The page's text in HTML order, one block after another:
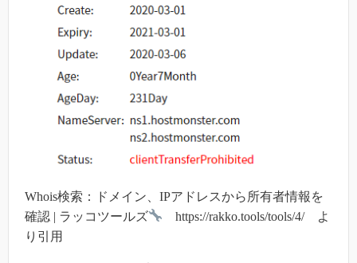
Whois検索：ドメイン、IPアドレスから所有者情報を
確認 | ラッコツールズ
https://rakko.tools/tools/4/ よ
り引用